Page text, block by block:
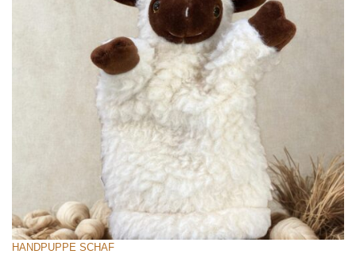
HANDPUPPE SCHAF